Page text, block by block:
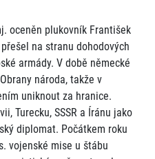
oceněn plukovník František
na stranu dohodových
armády. V době německé
národa, takže v
uniknout za hranice.
Turecku, SSSR a Íránu jako
diplomat. Počátkem roku
vojenské mise u štábu